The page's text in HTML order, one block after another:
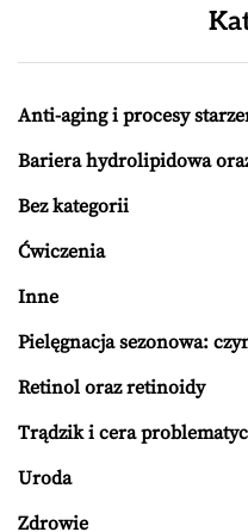
Anti-aging i procesy
Bariera hydrolipidowa
Bez kategorii
Ćwiczenia
Inne
Pielęgnacja sezonowa:
Retinol oraz retinoidy
Trądzik i cera
Uroda
Zdrowie